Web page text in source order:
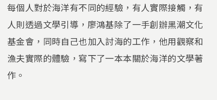
每個人對於海洋有不同的經驗，有人實際接觸，有
人則透過文學引導，廖鴻基除了一手創辦黑潮文化
基金會，同時自己也加入討海的工作，他用觀察和
漁夫實際的體驗，寫下了一本本關於海洋的文學著
作。